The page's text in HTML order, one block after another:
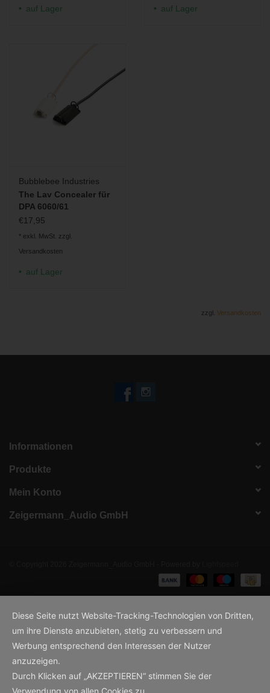
auf Lager auf Lager
Bubblebee Industries
The Lav Concealer für
DPA 6060/61
€17,95
* exkl. MwSt. zzgl.
Versandkosten
auf Lager
zzgl. Versandkosten
Informationen
Produkte
Mein Konto
Zeigermann_Audio GmbH
Diese Seite nutzt Website-Tracking-Technologien von Dritten,
um ihre Dienste anzubieten, stetig zu verbessern und
Werbung entsprechend den Interessen der Nutzer
anzuzeigen.
Durch Klicken auf „AKZEPTIEREN“ stimmen Sie der
Verwendung von allen Cookies zu.